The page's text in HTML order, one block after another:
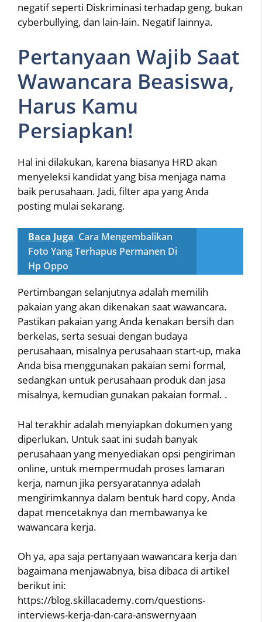
negatif seperti Diskriminasi terhadap geng, bukan
cyberbullying, dan lain-lain. Negatif lainnya.
Pertanyaan Wajib Saat
Wawancara Beasiswa,
Harus Kamu
Persiapkan!
Hal ini dilakukan, karena biasanya HRD akan
menyeleksi kandidat yang bisa menjaga nama
baik perusahaan. Jadi, filter apa yang Anda
posting mulai sekarang.
Baca Juga Cara Mengembalikan
Foto Yang Terhapus Permanen Di
Hp Oppo
Pertimbangan selanjutnya adalah memilih
pakaian yang akan dikenakan saat wawancara.
Pastikan pakaian yang Anda kenakan bersih dan
berkelas, serta sesuai dengan budaya
perusahaan, misalnya perusahaan start-up, maka
Anda bisa menggunakan pakaian semi formal,
sedangkan untuk perusahaan produk dan jasa
misalnya, kemudian gunakan pakaian formal. .
Hal terakhir adalah menyiapkan dokumen yang
diperlukan. Untuk saat ini sudah banyak
perusahaan yang menyediakan opsi pengiriman
online, untuk mempermudah proses lamaran
kerja, namun jika persyaratannya adalah
mengirimkannya dalam bentuk hard copy, Anda
dapat mencetaknya dan membawanya ke
wawancara kerja.
Oh ya, apa saja pertanyaan wawancara kerja dan
bagaimana menjawabnya, bisa dibaca di artikel
berikut ini:
https://blog.skillacademy.com/questions-
interviews-kerja-dan-cara-answernyaan